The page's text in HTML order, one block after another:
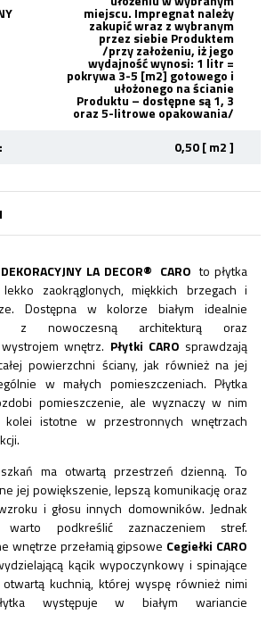
miejscu. Impregnat należy
zakupić wraz z wybranym
przez siebie Produktem
/przy założeniu, iż jego
wydajność wynosi: 1 litr =
pokrywa 3-5 [m2] gotowego i
ułożonego na ścianie
Produktu – dostępne są 1, 3
oraz 5-litrowe opakowania/
0,50 [ m2 ]
LA DECOR® CARO to płytka
zaokrąglonych, miękkich brzegach i
Dostępna w kolorze białym idealnie
z nowoczesną architekturą oraz
wnętrz. Płytki CARO sprawdzają
powierzchni ściany, jak również na jej
w małych pomieszczeniach. Płytka
pomieszczenie, ale wyznaczy w nim
istotne w przestronnych wnętrzach
ma otwartą przestrzeń dzienną. To
jej powiększenie, lepszą komunikację oraz
i głosu innych domowników. Jednak
warto podkreślić zaznaczeniem stref.
wnętrze przełamią gipsowe Cegiełki CARO
kącik wypoczynkowy i spinające
kuchnią, której wyspę również nimi
występuje w białym wariancie